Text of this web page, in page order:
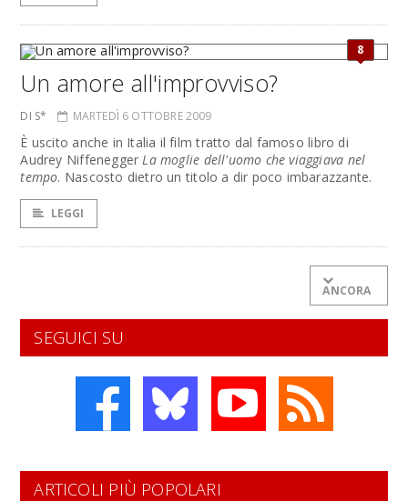
8
Un amore all'improvviso?
DI S* MARTEDÌ 6 OTTOBRE 2009
È uscito anche in Italia il film tratto dal famoso libro di
Audrey NiffeneggerLa moglie dell'uomo che viaggiava nel
tempo. Nascosto dietro un titolo a dir poco imbarazzante.
LEGGI
ANCORA
SEGUICI SU
ARTICOLI PIÙ POPOLARI